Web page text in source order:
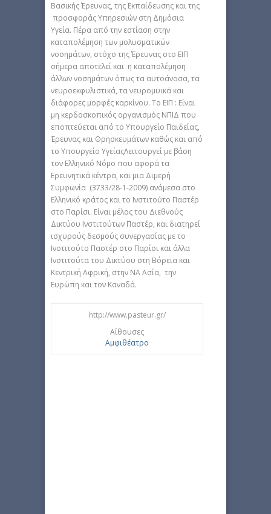
Βασικής Έρευνας, της Εκπαίδευσης και της
προσφοράς Υπηρεσιών στη Δημόσια
Υγεία. Πέρα από την εστίαση στην
καταπολέμηση των μολυσματικών
νοσημάτων, στόχο της Έρευνας στο ΕΙΠ
σήμερα αποτελεί και η καταπολέμηση
άλλων νοσημάτων όπως τα αυτοάνοσα, τα
νευροεκφυλιστικά, τα νευρομυικά και
διάφορες μορφές καρκίνου. Το ΕΙΠ : Είναι
μη κερδοσκοπικός οργανισμός ΝΠΙΔ που
εποπτεύεται από το Υπουργείο Παιδείας,
Έρευνας και Θρησκευμάτων καθώς και από
το Υπουργείο ΥγείαςΛειτουργεί με βάση
τον Ελληνικό Νόμο που αφορά τα
Ερευνητικά κέντρα, και μια Διμερή
Συμφωνία (3733/28-1-2009) ανάμεσα στο
Ελληνικό κράτος και το Ινστιτούτο Παστέρ
στο Παρίσι. Είναι μέλος του Διεθνούς
Δικτύου Ινστιτούτων Παστέρ, και διατηρεί
ισχυρούς δεσμούς συνεργασίας με το
Ινστιτούτο Παστέρ στο Παρίσι και άλλα
Ινστιτούτα του Δικτύου στη Βόρεια και
Κεντρική Αφρική, στην ΝΑ Ασία, την
Ευρώπη και τον Καναδά.
http://www.pasteur.gr/
Αίθουσες
Αμφιθέατρο